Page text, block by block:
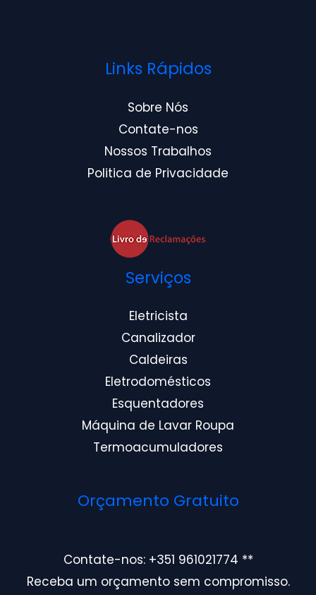
Links Rápidos
Sobre Nós
Contate-nos
Nossos Trabalhos
Politica de Privacidade
Serviços
Eletricista
Canalizador
Caldeiras
Eletrodomésticos
Esquentadores
Máquina de Lavar Roupa
Termoacumuladores
Orçamento Gratuito
Contate-nos: +351 961021774 **
Receba um orçamento sem compromisso.